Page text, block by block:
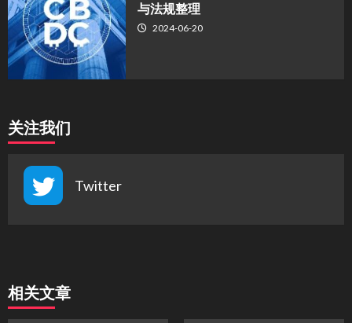
与法规整理
2024-06-20
关注我们
Twitter
相关文章